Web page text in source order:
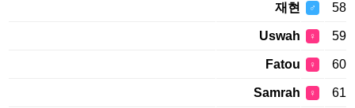
58
♂
재현
59
♀
Uswah
60
♀
Fatou
61
♀
Samrah